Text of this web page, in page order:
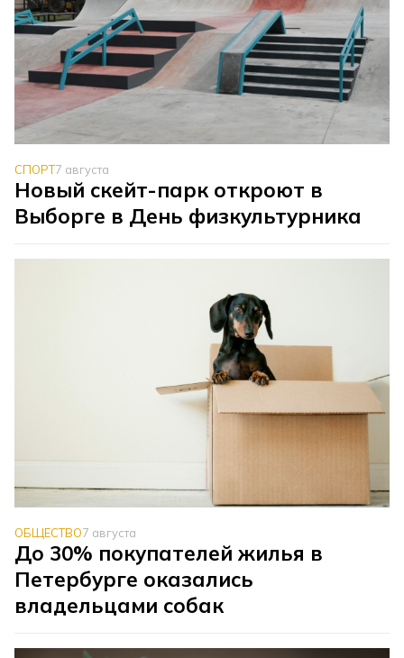
СПОРТ7 августа
Новый скейт-парк откроют в
Выборге в День физкультурника
ОБЩЕСТВО7 августа
До 30% покупателей жилья в
Петербурге оказались
владельцами собак